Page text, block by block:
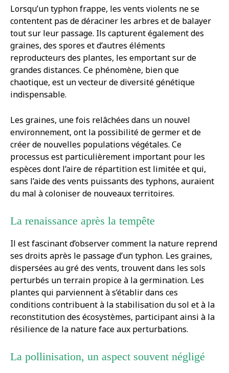
Lorsqu’un typhon frappe, les vents violents ne se
contentent pas de déraciner les arbres et de balayer
tout sur leur passage. Ils capturent également des
graines, des spores et d’autres éléments
reproducteurs des plantes, les emportant sur de
grandes distances. Ce phénomène, bien que
chaotique, est un vecteur de diversité génétique
indispensable.
Les graines, une fois relâchées dans un nouvel
environnement, ont la possibilité de germer et de
créer de nouvelles populations végétales. Ce
processus est particulièrement important pour les
espèces dont l’aire de répartition est limitée et qui,
sans l’aide des vents puissants des typhons, auraient
du mal à coloniser de nouveaux territoires.
La renaissance après la tempête
Il est fascinant d’observer comment la nature reprend
ses droits après le passage d’un typhon. Les graines,
dispersées au gré des vents, trouvent dans les sols
perturbés un terrain propice à la germination. Les
plantes qui parviennent à s’établir dans ces
conditions contribuent à la stabilisation du sol et à la
reconstitution des écosystèmes, participant ainsi à la
résilience de la nature face aux perturbations.
La pollinisation, un aspect souvent négligé